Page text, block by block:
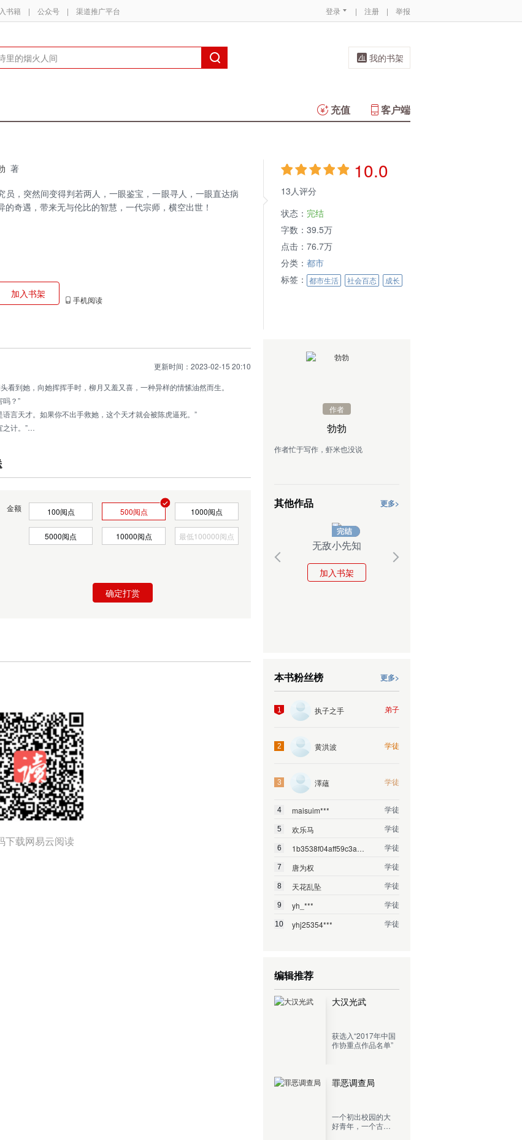
书籍 | 公众号 | 渠道推广平台 登录 | 注册 | 举报
我的书架
客户端
充值
10.0
13人评分
状态： 完结
字数： 39.5万
点击： 76.7万
分类： 都市
标签： 都市生活 社会百态 成长
作者
勃勃
作者忙于写作，虾米也没说
其他作品 更多>
魔鬼师父俏总裁 无敌小先知
加入书架
本书粉丝榜 更多>
1 执子之手 弟子
2 黄洪波 学徒
3 澤蘊 学徒
4 maisuim*** 学徒
5 欢乐马 学徒
6 1b3538f04aff59c3a462... 学徒
7 唐为权 学徒
8 天花乱坠 学徒
9 yh_*** 学徒
10 yhj25354*** 学徒
编辑推荐
大汉光武
获选入“2017年中国
作协重点作品名单”
罪恶调查局
一个初出校园的大
好青年，一个古灵
著
员，突然间变得判若两人，一眼鉴宝，一眼寻人，一眼直达病
的奇遇，带来无与伦比的智慧，一代宗师，横空出世！
加入书架
手机阅读
更新时间：2023-02-15 20:10
到她，向她挥挥手时，柳月又羞又喜，一种异样的情愫油然而生。
？”
言天才。如果你不出手救她，这个天才就会被陈虎逼死。”
计。”
金额 100阅点 500阅点 1000阅点
5000阅点 10000阅点
确定打赏
下载网易云阅读